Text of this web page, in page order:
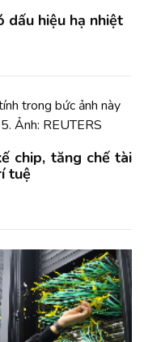
dấu hiệu hạ nhiệt
chip, tăng chế tài
tuệ